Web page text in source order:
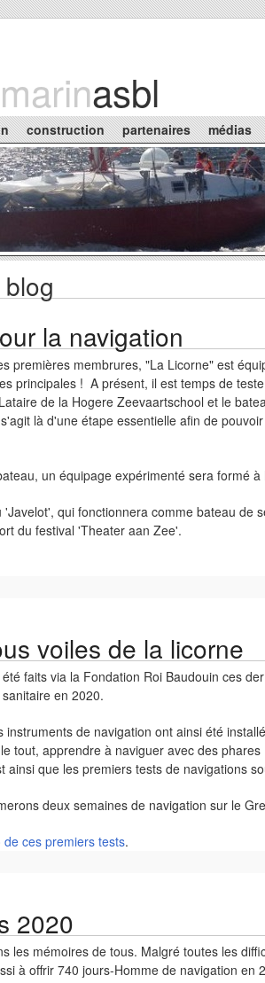
marinasbl
construction partenaires médias
la navigation
premières membrures, "La Licorne" est
principales ! A présent, il est temps de
de la Hogere Zeevaartschool et le
là d'une étape essentielle afin de
un équipage expérimenté sera formé
qui fonctionnera comme bateau
du festival 'Theater aan Zee'.
voiles de la licorne
faits via la Fondation Roi Baudouin ces
en 2020.
instruments de navigation ont ainsi été
tout, apprendre à naviguer avec des
ainsi que les premiers tests de navigations
deux semaines de navigation sur le
ces premiers tests.
2020
les mémoires de tous. Malgré toutes les
à offrir 740 jours-Homme de navigation